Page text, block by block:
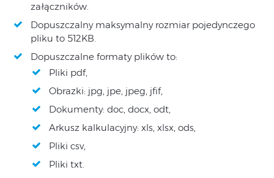
załączników.
Dopuszczalny maksymalny rozmiar pojedynczego
pliku to 512KB.
Dopuszczalne formaty plików to:
Pliki pdf,
Obrazki: jpg, jpe, jpeg, jfif,
Dokumenty: doc, docx, odt,
Arkusz kalkulacyjny: xls, xlsx, ods,
Pliki csv,
Pliki txt.